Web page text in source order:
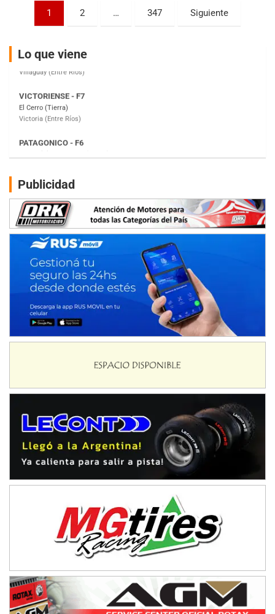
Paginación
entradas
1 2 … 347 Siguiente
Lo que viene
Villaguay (Entre Ríos)
El Cerro (Tierra)
Moto Club Reginense (Tierra)
Gral. E. Godoy (Río Negro)
Juventud Unida (Tierra)
Humboldt (Santa Fe)
NORESTE SANTAFESINO - F6
Avellaneda (Santa Fe)
SUR SANTAFESINO - F4
José Samuel Sánchez (Tierra)
Rufino (Santa Fe)
TUCUMANO - F5
Juan Navarro (Asfalto)
COBERTURA ESPECIAL DE E-KART.COM.AR
Ciudad de Trenque Lauquen (Asfalto)
Trenque Lauquen (Buenos Aires)
ENTRERRIANO - F6 (POSTERGADA)
Parque de la Velocidad (Asfalto)
El Cerro (Tierra)
Victoria (Entre Ríos)
PATAGONICO - F6
Moto Club Reginense (Tierra)
CSK - F7
Juventud Unida (Tierra)
Humboldt (Santa Fe)
Publicidad